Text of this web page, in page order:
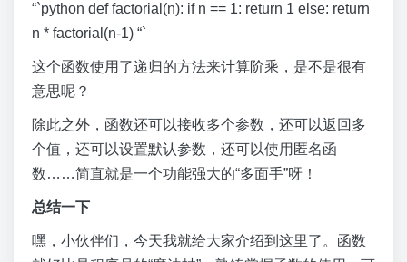
“`python def factorial(n): if n == 1: return 1 else: return
n * factorial(n-1) “`
这个函数使用了递归的方法来计算阶乘，是不是很有
意思呢？
除此之外，函数还可以接收多个参数，还可以返回多
个值，还可以设置默认参数，还可以使用匿名函
数……简直就是一个功能强大的“多面手”呀！
总结一下
嘿，小伙伴们，今天我就给大家介绍到这里了。函数